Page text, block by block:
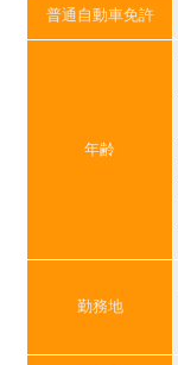
普通自動車免許
年齢
勤務地